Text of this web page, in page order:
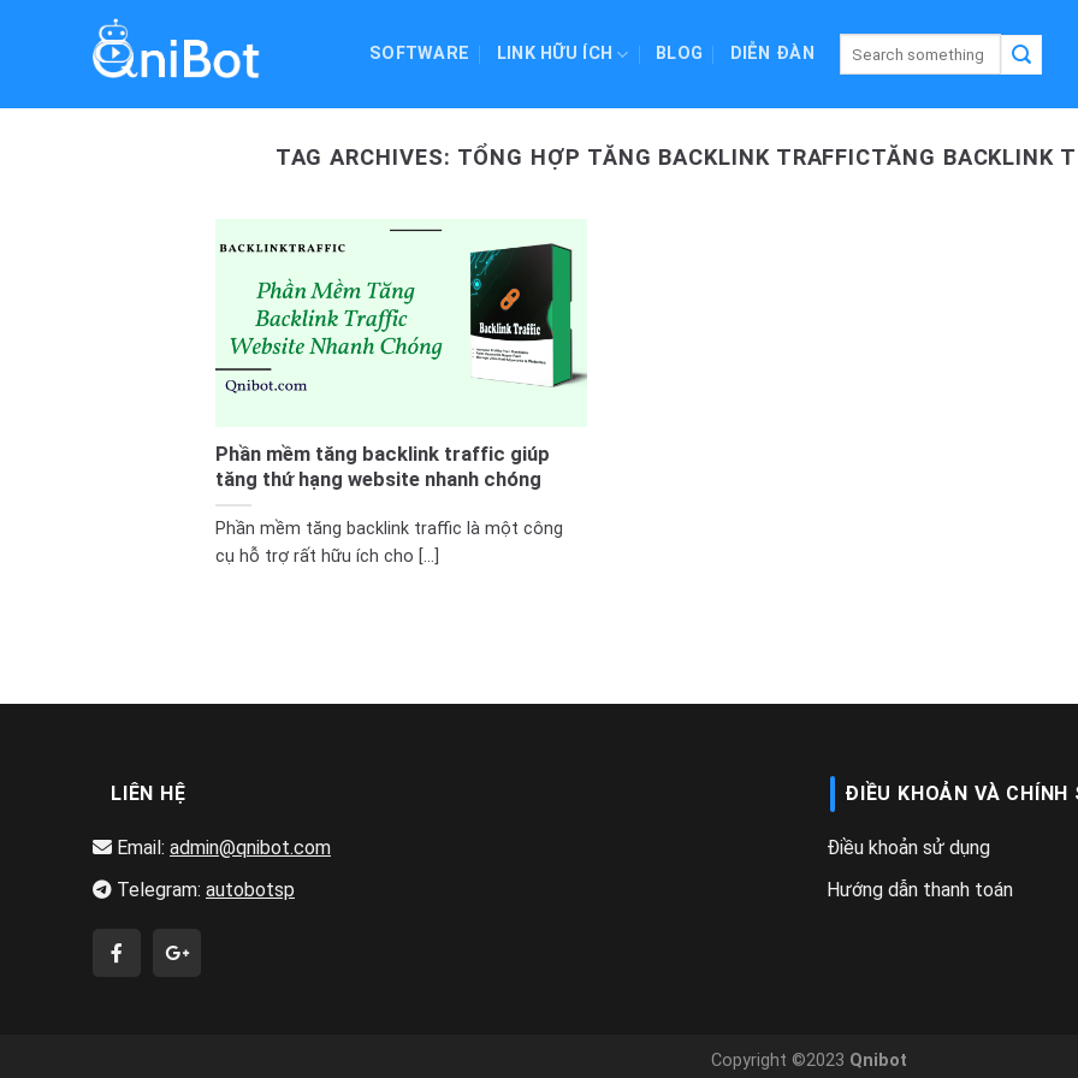
SOFTWARE LINK HỮU ÍCH BLOG DIỄN ĐÀN
TAG ARCHIVES: TỔNG HỢP TĂNG BACKLINK TRAFFICTĂNG BACKLINK
Phần mềm tăng backlink traffic giúp
tăng thứ hạng website nhanh chóng
Phần mềm tăng backlink traffic là một công
cụ hỗ trợ rất hữu ích cho [...]
LIÊN HỆ
Email: admin@qnibot.com
Telegram: autobotsp
ĐIỀU KHOẢN VÀ CHÍNH
Điều khoản sử dụng
Hướng dẫn thanh toán
Copyright ©2023 Qnibot